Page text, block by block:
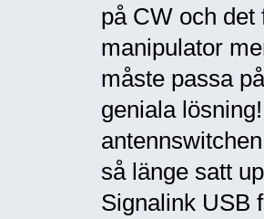
på CW och det
manipulator
måste passa
geniala
så länge satt
Signalink USB